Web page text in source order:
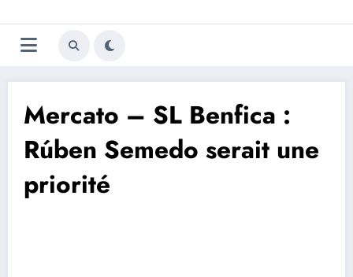
au
contenu
Trivela
L'actualité du football
Mercato – SL Benfica :
Rúben Semedo serait une
priorité